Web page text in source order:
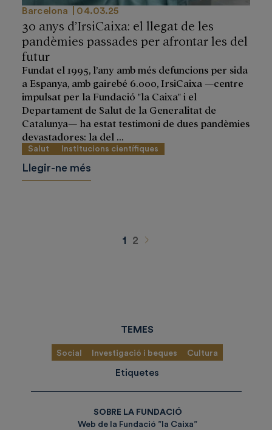
Barcelona 04.03.25
30 anys d’IrsiCaixa: el llegat de les
pandèmies passades per afrontar les del
futur
Fundat el 1995, l’any amb més defuncions per sida
a Espanya, amb gairebé 6.000, IrsiCaixa —centre
impulsat per la Fundació "la Caixa" i el
Departament de Salut de la Generalitat de
Catalunya— ha estat testimoni de dues pandèmies
devastadores: la del ...
Salut Institucions científiques
Llegir-ne més
1 2
TEMES
Social Investigació i beques Cultura
Etiquetes
SOBRE LA FUNDACIÓ
Web de la Fundació ”la Caixa”